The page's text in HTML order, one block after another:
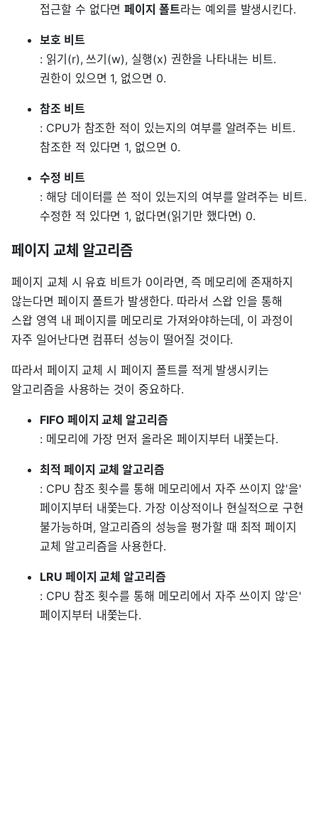
접근할 수 없다면페이지 폴트라는 예외를 발생시킨다.
보호 비트
: 읽기(r), 쓰기(w), 실행(x) 권한을 나타내는 비트.
권한이 있으면 1, 없으면 0.
참조 비트
: CPU가 참조한 적이 있는지의 여부를 알려주는 비트.
참조한 적 있다면 1, 없으면 0.
수정 비트
: 해당 데이터를 쓴 적이 있는지의 여부를 알려주는 비트.
수정한 적 있다면 1, 없다면(읽기만 했다면) 0.
페이지 교체 알고리즘
페이지 교체 시 유효 비트가 0이라면, 즉 메모리에 존재하지
않는다면 페이지 폴트가 발생한다. 따라서 스왑 인을 통해
스왑 영역 내 페이지를 메모리로 가져와야하는데, 이 과정이
자주 일어난다면 컴퓨터 성능이 떨어질 것이다.
따라서 페이지 교체 시 페이지 폴트를 적게 발생시키는
알고리즘을 사용하는 것이 중요하다.
FIFO 페이지 교체 알고리즘
: 메모리에 가장 먼저 올라온 페이지부터 내쫓는다.
최적 페이지 교체 알고리즘
: CPU 참조 횟수를 통해 메모리에서 자주 쓰이지 않'을'
페이지부터 내쫓는다. 가장 이상적이나 현실적으로 구현
불가능하며, 알고리즘의 성능을 평가할 때 최적 페이지
교체 알고리즘을 사용한다.
LRU 페이지 교체 알고리즘
: CPU 참조 횟수를 통해 메모리에서 자주 쓰이지 않'은'
페이지부터 내쫓는다.